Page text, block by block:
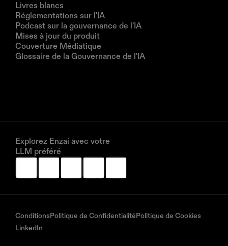
Livres blancs
Réglementations sur l'IA
Podcast sur la gouvernance de l'IA
Mises à jour du produit
Couverture Médiatique
Glossaire de la Gouvernance de l'IA
Explorez Enzai avec votre
LLM préféré
ConditionsPolitique de ConfidentialitéPolitique de Cookies
LinkedIn